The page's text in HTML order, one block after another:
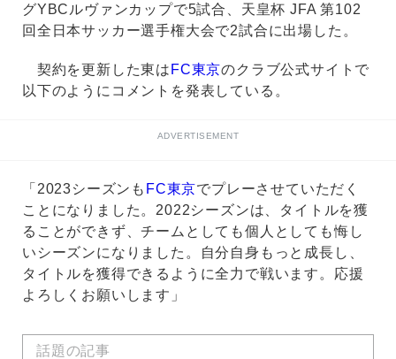
グYBCルヴァンカップで5試合、天皇杯 JFA 第102
回全日本サッカー選手権大会で2試合に出場した。
契約を更新した東は FC東京のクラブ公式サイトで
以下のようにコメントを発表している。
ADVERTISEMENT
「2023シーズンも FC東京でプレーさせていただく
ことになりました。2022シーズンは、タイトルを獲
ることができず、チームとしても個人としても悔し
いシーズンになりました。自分自身もっと成長し、
タイトルを獲得できるように全力で戦います。応援
よろしくお願いします」
話題の記事